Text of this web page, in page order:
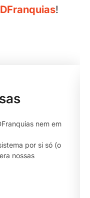
!
a
foi a melhor
de usar, mas o
solícitos e
incrível Leticia